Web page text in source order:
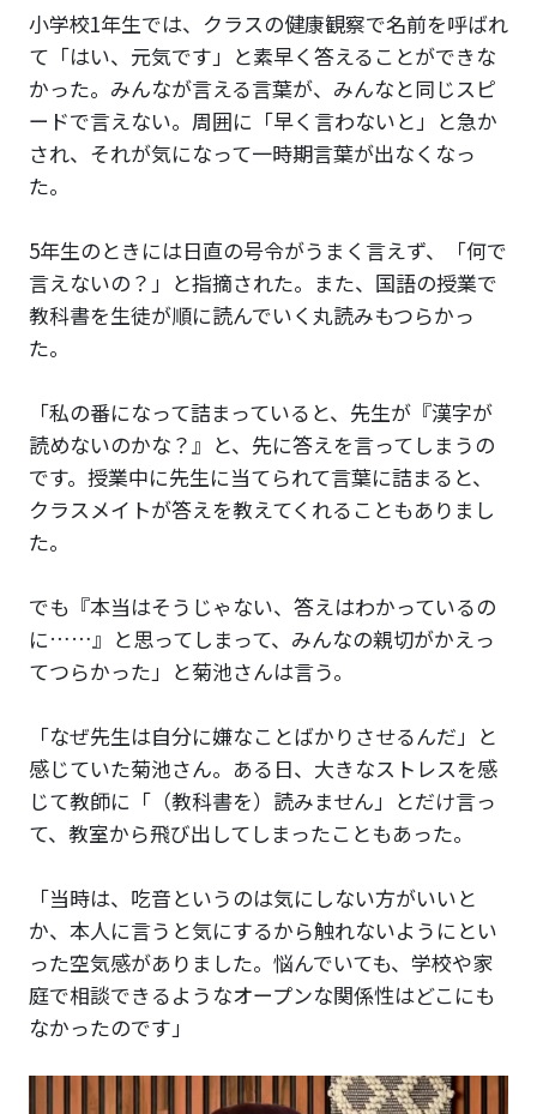
小学校1年生では、クラスの健康観察で名前を呼ばれ
て「はい、元気です」と素早く答えることができな
かった。みんなが言える言葉が、みんなと同じスピ
ードで言えない。周囲に「早く言わないと」と急か
され、それが気になって一時期言葉が出なくなっ
た。
5年生のときには日直の号令がうまく言えず、「何で
言えないの？」と指摘された。また、国語の授業で
教科書を生徒が順に読んでいく丸読みもつらかっ
た。
「私の番になって詰まっていると、先生が『漢字が
読めないのかな？』と、先に答えを言ってしまうの
です。授業中に先生に当てられて言葉に詰まると、
クラスメイトが答えを教えてくれることもありまし
た。
でも『本当はそうじゃない、答えはわかっているの
に……』と思ってしまって、みんなの親切がかえっ
てつらかった」と菊池さんは言う。
「なぜ先生は自分に嫌なことばかりさせるんだ」と
感じていた菊池さん。ある日、大きなストレスを感
じて教師に「（教科書を）読みません」とだけ言っ
て、教室から飛び出してしまったこともあった。
「当時は、吃音というのは気にしない方がいいと
か、本人に言うと気にするから触れないようにとい
った空気感がありました。悩んでいても、学校や家
庭で相談できるようなオープンな関係性はどこにも
なかったのです」